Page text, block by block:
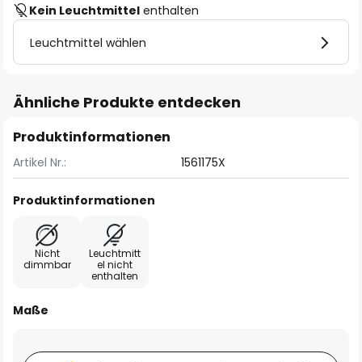
Kein Leuchtmittel enthalten
Leuchtmittel wählen
Ähnliche Produkte entdecken
Produktinformationen
Artikel Nr.: 1561175X
Produktinformationen
Nicht
dimmbar
Leuchtmitt
el nicht
enthalten
Maße